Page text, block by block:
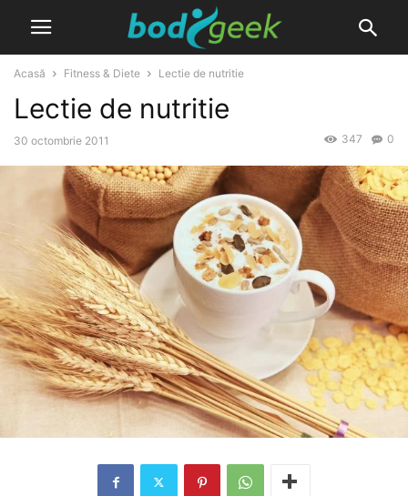
Acasă Fitness & Diete Lectie de nutritie
Lectie de nutritie
30 octombrie 2011 0
347